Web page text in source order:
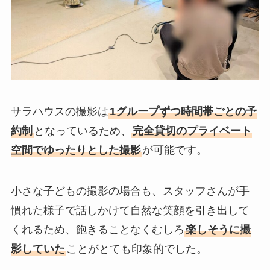
サラハウスの撮影は1グループずつ時間帯ごとの予
約制となっているため、 完全貸切のプライベート
空間でゆったりとした撮影が可能です。
小さな子どもの撮影の場合も、スタッフさんが手
慣れた様子で話しかけて自然な笑顔を引き出して
くれるため、飽きることなくむしろ楽しそうに撮
影していたことがとても印象的でした。